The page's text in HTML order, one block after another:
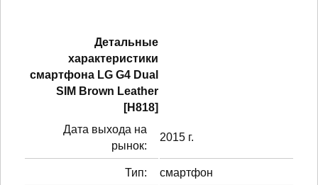
Детальные
характеристики
смартфонa LG G4 Dual
SIM Brown Leather
[H818]
Дата выхода на
рынок:
2015 г.
Тип: смартфон